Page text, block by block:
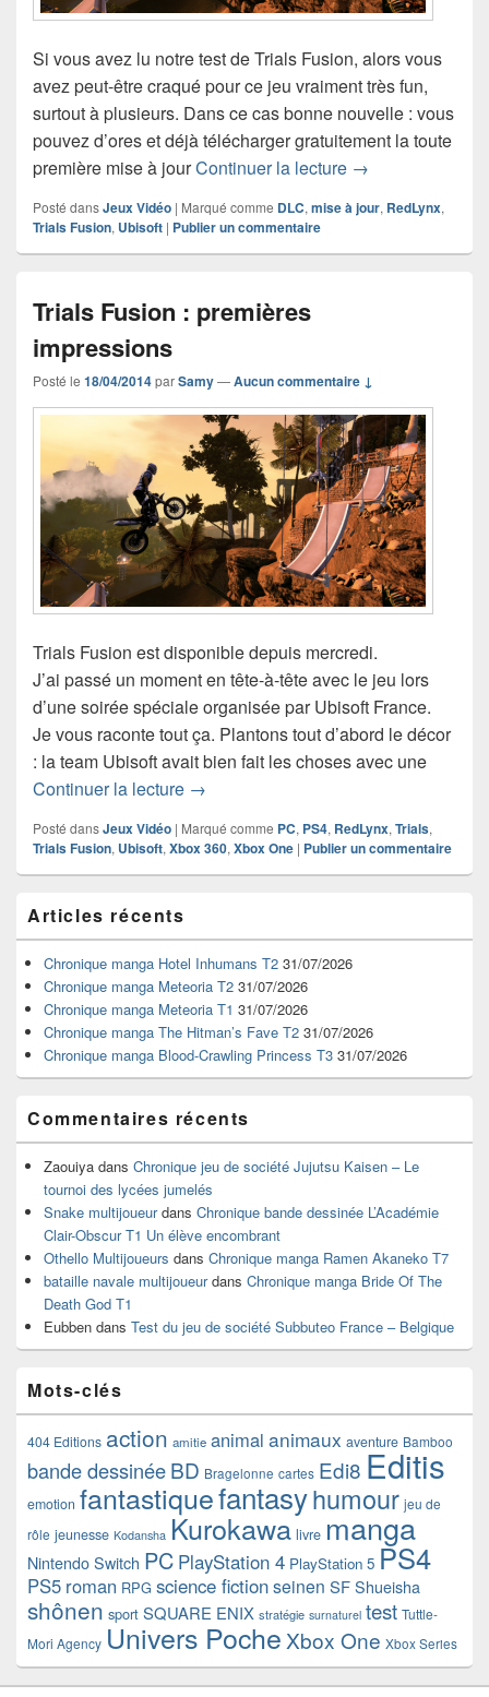
Si vous avez lu notre test de Trials Fusion, alors vous
avez peut-être craqué pour ce jeu vraiment très fun,
surtout à plusieurs. Dans ce cas bonne nouvelle : vous
pouvez d’ores et déjà télécharger gratuitement la toute
première mise à jourContinuer la lecture Première grosse
→
Posté dansJeux Vidéo | Marqué comme DLC, mise à jour, RedLynx,
Trials Fusion, Ubisoft | Publier un commentaire
Trials Fusion : premières
impressions
Posté le 18/04/2014parSamy—Aucun commentaire ↓
Trials Fusion est disponible depuis mercredi.
J’ai passé un moment en tête-à-tête avec le jeu lors
d’une soirée spéciale organisée par Ubisoft France.
Je vous raconte tout ça. Plantons tout d’abord le décor
: la team Ubisoft avait bien fait les choses avec une
Continuer la lecture Trials Fusion : premières impressions
→
Posté dansJeux Vidéo | Marqué comme PC, PS4, RedLynx, Trials,
Trials Fusion, Ubisoft, Xbox 360, Xbox One | Publier un commentaire
principale
de
widget
pour
barre
latérale
Articles récents
Chronique manga Hotel Inhumans T2 31/07/2026
Chronique manga Meteoria T2 31/07/2026
Chronique manga Meteoria T1 31/07/2026
Chronique manga The Hitman’s Fave T2 31/07/2026
Chronique manga Blood-Crawling Princess T3 31/07/2026
Commentaires récents
Zaouiya dans Chronique jeu de société Jujutsu Kaisen – Le
tournoi des lycées jumelés
Snake multijoueurdans Chronique bande dessinée L’Académie
Clair-Obscur T1 Un élève encombrant
Othello Multijoueurs dans Chronique manga Ramen Akaneko T7
bataille navale multijoueurdans Chronique manga Bride Of The
Death God T1
Eubben dans Test du jeu de société Subbuteo France – Belgique
Mots-clés
404 Editions action amitie animal animaux aventure Bamboo
bande dessinéeBD Bragelonne cartes Edi8 Editis
emotion fantastiquefantasyhumour jeu de
rôle jeunesse Kodansha Kurokawa livre manga
Nintendo Switch PC PlayStation 4 PlayStation 5 PS4
PS5 roman RPG science fictionseinen SF Shueisha
shônen sport SQUARE ENIX stratégie surnaturel test Tuttle-
Mori Agency Univers Poche Xbox One Xbox Series